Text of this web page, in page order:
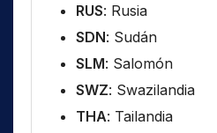
RUS: Rusia
SDN: Sudán
SLM: Salomón
SWZ: Swazilandia
THA: Tailandia